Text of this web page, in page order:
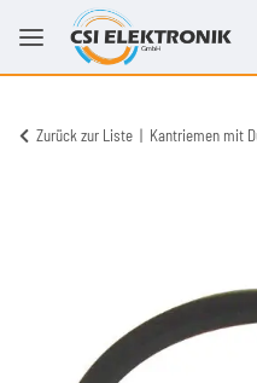
Zurück zur Liste Kantriemen mit